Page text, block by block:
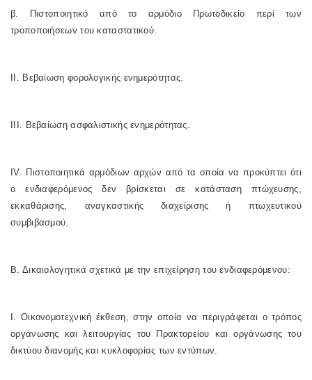
β. Πιστοποιητικό από το αρμόδιο Πρωτοδικείο περί των
τροποποιήσεων του καταστατικού.
II. Βεβαίωση φορολογικής ενημερότητας.
III. Βεβαίωση ασφαλιστικής ενημερότητας.
IV. Πιστοποιητικά αρμόδιων αρχών από τα οποία να προκύπτει ότι
ο ενδιαφερόμενος δεν βρίσκεται σε κατάσταση πτώχευσης,
εκκαθάρισης, αναγκαστικής διαχείρισης ή πτωχευτικού
συμβιβασμού.
Β. Δικαιολογητικά σχετικά με την επιχείρηση του ενδιαφερόμενου:
Ι. Οικονομοτεχνική έκθεση, στην οποία να περιγράφεται ο τρόπος
οργάνωσης και λειτουργίας του Πρακτορείου και οργάνωσης του
δικτύου διανομής και κυκλοφορίας των εντύπων.